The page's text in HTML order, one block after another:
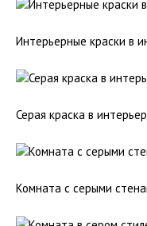
Интерьерные краски в
Серая краска в
Комната с серыми